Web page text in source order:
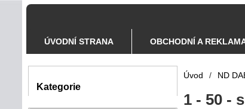
ÚVODNÍ STRANA OBCHODNÍ A
Kategorie
Úvod / ND
1 - 50 -